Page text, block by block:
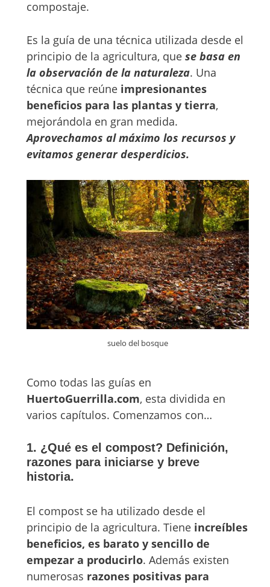
compostaje.
Es la guía de una técnica utilizada desde el
principio de la agricultura, que se basa en
la observación de la naturaleza. Una
técnica que reúne impresionantes
beneficios para las plantas y tierra,
mejorándola en gran medida.
Aprovechamos al máximo los recursos y
evitamos generar desperdicios.
suelo del bosque
Como todas las guías en
HuertoGuerrilla.com, esta dividida en
varios capítulos. Comenzamos con…
1. ¿Qué es el compost? Definición,
razones para iniciarse y breve
historia.
El compost se ha utilizado desde el
principio de la agricultura. Tiene increíbles
beneficios, es barato y sencillo de
empezar a producirlo. Además existen
numerosas razones positivas para